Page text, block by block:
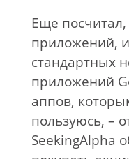
Еще
приложений,
стандартных
приложений
аппов,
пользуюсь, –
SeekingAlpha